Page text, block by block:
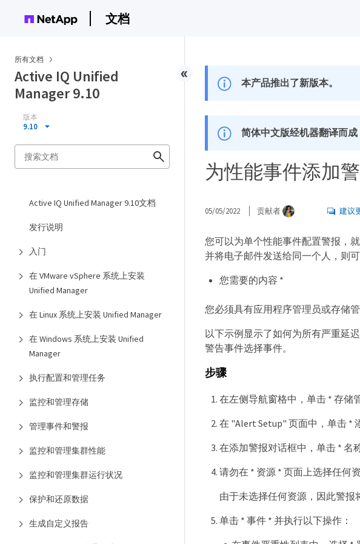
文档
所有文档
Active IQ Unified
Manager 9.10
版本
9.10
Active IQ Unified Manager 9.10文档
发行说明
入门
在 VMware vSphere 系统上安装
Unified Manager
在 Linux 系统上安装 Unified Manager
在 Windows 系统上安装 Unified
Manager
执行配置和管理任务
监控和管理存储
管理事件和警报
监控和管理集群性能
监控和管理集群运行状况
保护和还原数据
生成自定义报告
本产品推出了新版本。
简体中文版经机器翻译而
为性能事件添加
05/05/2022 贡献者 建议
您可以为单个性能事件配置警报，
并将电子邮件发送给同一个人，则
您需要的内容 *
您必须具有应用程序管理员或存储管
以下示例显示了如何为所有严重延
警告事件选择事件。
步骤
在左侧导航窗格中，单击 * 存储
在 "Alert Setup" 页面中，单击 *
在添加警报对话框中，单击 * 名
请勿在 * 资源 * 页面上选择任何资
由于未选择任何资源，因此警报
单击 * 事件 * 并执行以下操作：